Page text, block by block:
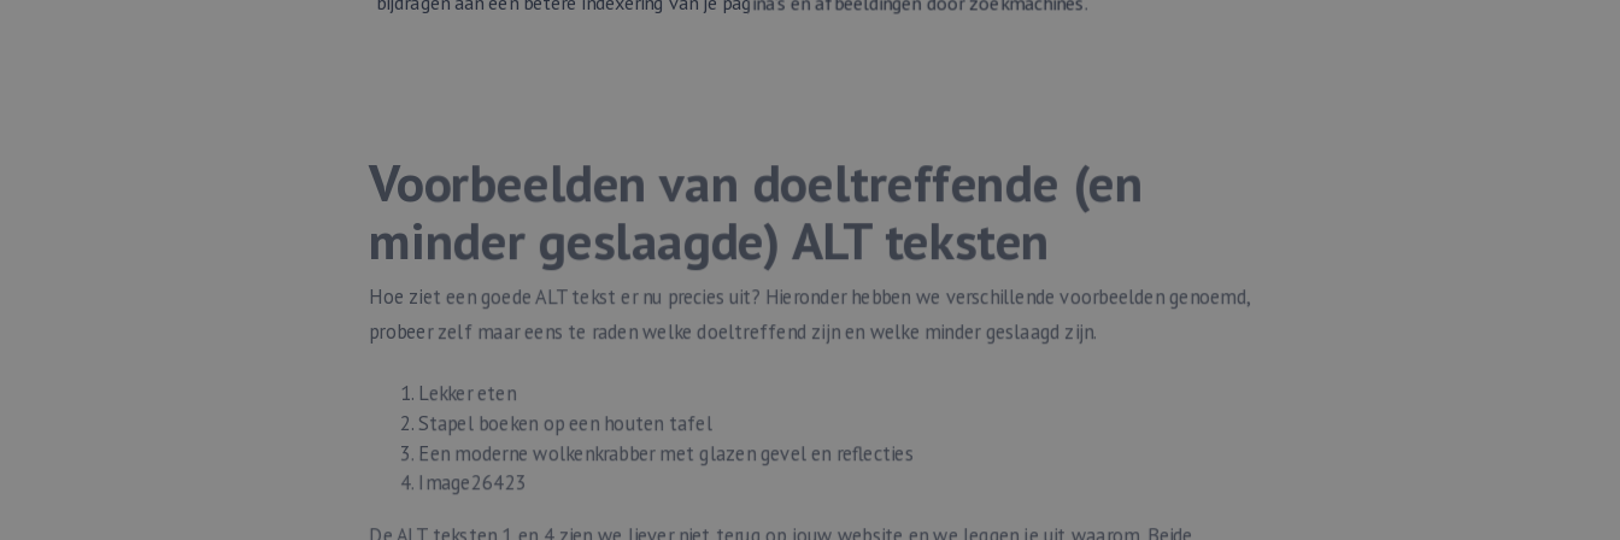
Voorbeelden van doeltreffende (en
minder geslaagde) ALT teksten
Hoe ziet een goede ALT tekst er nu precies uit? Hieronder hebben we verschillende voorbeelden genoemd,
probeer zelf maar eens te raden welke doeltreffend zijn en welke minder geslaagd zijn.
Lekker eten
Stapel boeken op een houten tafel
Een moderne wolkenkrabber met glazen gevel en reflecties
Image26423
De ALT teksten 1 en 4 zien we liever niet terug op jouw website en we leggen je uit waarom. Beide